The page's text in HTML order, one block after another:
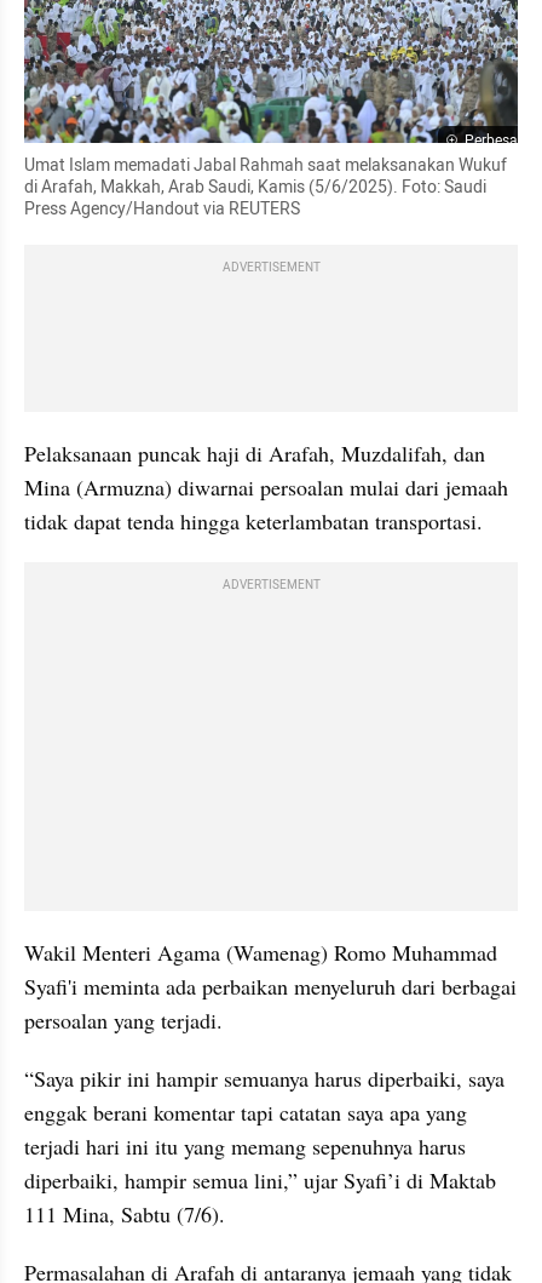
Perbesar
Umat Islam memadati Jabal Rahmah saat melaksanakan Wukuf
di Arafah, Makkah, Arab Saudi, Kamis (5/6/2025). Foto: Saudi
Press Agency/Handout via REUTERS
ADVERTISEMENT
Pelaksanaan puncak haji di Arafah, Muzdalifah, dan
Mina (Armuzna) diwarnai persoalan mulai dari jemaah
tidak dapat tenda hingga keterlambatan transportasi.
ADVERTISEMENT
Wakil Menteri Agama (Wamenag) Romo Muhammad
Syafi'i meminta ada perbaikan menyeluruh dari berbagai
persoalan yang terjadi.
“Saya pikir ini hampir semuanya harus diperbaiki, saya
enggak berani komentar tapi catatan saya apa yang
terjadi hari ini itu yang memang sepenuhnya harus
diperbaiki, hampir semua lini,” ujar Syafi’i di Maktab
111 Mina, Sabtu (7/6).
Permasalahan di Arafah di antaranya jemaah yang tidak